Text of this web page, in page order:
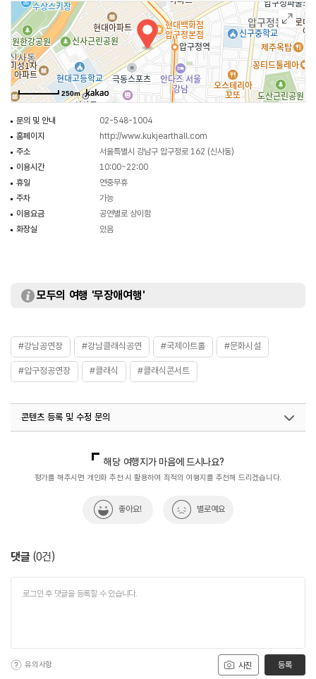
250m
문의 및 안내
02-548-1004
홈페이지
http://www.kukjearthall.com
주소
서울특별시 강남구 압구정로 162 (신사동)
이용시간
10:00~22:00
휴일
연중무휴
주차
가능
이용요금
공연별로 상이함
화장실
있음
모두의 여행 '무장애여행'
#강남공연장 #강남클래식공연 #국제아트홀 #문화시설
#압구정공연장 #클래식 #클래식콘서트
콘텐츠 등록 및 수정 문의
해당 여행지가 마음에 드시나요?
평가를 해주시면 개인화 추천 시 활용하여 최적의 여행지를 추천해 드리겠습니다.
좋아요! 별로예요
댓글 (0건)
사진
유의사항 등록